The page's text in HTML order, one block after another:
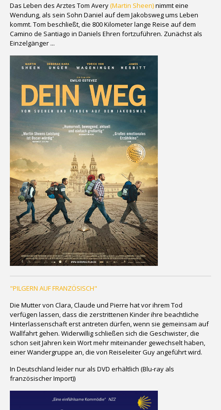
Das Leben des Arztes Tom Avery(Martin Sheen)nimmt eine
Wendung, als sein Sohn Daniel auf dem Jakobsweg ums Leben
kommt. Tom beschließt, die 800 Kilometer lange Reise auf dem
Camino de Santiago in Daniels Ehren fortzuführen. Zunächst als
Einzelgänger ...
"PILGERN AUF FRANZÖSISCH"
Die Mutter von Clara, Claude und Pierre hat vor ihrem Tod
verfügen lassen, dass die zerstrittenen Kinder ihre beachtliche
Hinterlassenschaft erst antreten dürfen, wenn sie gemeinsam auf
Wallfahrt gehen. Widerwillig schließen sich die Geschwister, die
schon seit Jahren kein Wort mehr miteinander gewechselt haben,
einer Wandergruppe an, die von Reiseleiter Guy angeführt wird.
In Deutschland leider nur als DVD erhältlich (Blu-ray als
französischer Import))